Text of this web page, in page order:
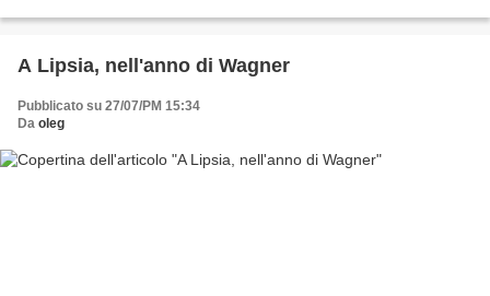
A Lipsia, nell'anno di Wagner
Pubblicato su 27/07/PM 15:34
Da oleg